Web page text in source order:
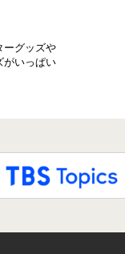
ーグッズや
がいっぱい